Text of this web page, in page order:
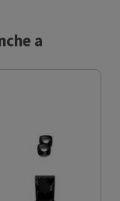
a